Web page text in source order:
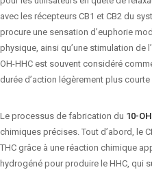
avec les récepteurs CB1 et CB2 du
procure une sensation d’euphorie
physique, ainsi qu’une stimulation de
OH-HHC est souvent considéré
durée d’action légèrement plus
Le processus de fabrication du 10-
chimiques précises. Tout d’abord, le
THC grâce à une réaction chimique
hydrogéné pour produire le HHC, qui